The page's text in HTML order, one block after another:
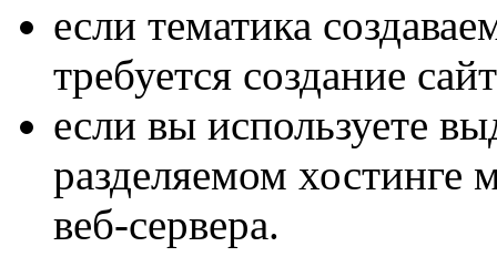
если тематика
требуется создание
если вы используете
разделяемом хостинге
веб-сервера.